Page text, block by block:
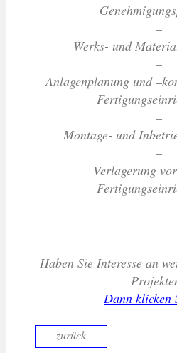
–
Werks- und
–
Anlagenplanung und
–
Montage- und
–
Verlagerung
Haben Sie Interesse an
Dann klicken
zurück